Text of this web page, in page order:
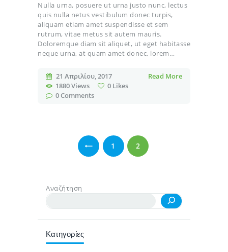
Nulla urna, posuere ut urna justo nunc, lectus
quis nulla netus vestibulum donec turpis,
aliquam etiam amet suspendisse et sem
rutrum, vitae metus sit autem mauris.
Doloremque diam sit aliquet, ut eget habitasse
neque urna, at quam amet donec, lorem…
21 Απριλίου, 2017
1880Views 0 Likes
0Comments
Read More
άρθρων
PAGE
1 PAGE
2
Αναζήτηση
Κατηγορίες